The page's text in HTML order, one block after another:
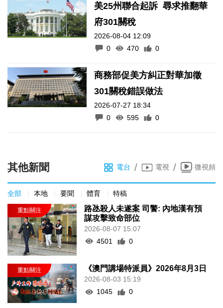
美25州聯合起訴 尋求推翻華
府301關稅
2026-08-04 12:09
0
470 0
商務部促美方糾正對華加徵
301關稅錯誤做法
2026-07-27 18:34
0
595 0
其他新聞 電台 / 電視 / 微視頻
全部 本地 要聞 體育 特稿
路氹殺人未遂案 司警: 內地漢有預
謀攻擊致命部位
2026-08-07 15:07
4501
0
《澳門講場特派員》2026年8月3日
2026-08-03 15:19
1045
0